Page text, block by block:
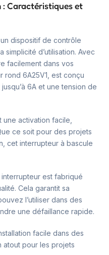
Caractéristiques et
dispositif de contrôle
d’utilisation. Avec
facilement dans vos
rond 6A25V1, est conçu
6A et une tension de
activation facile,
ce soit pour des projets
cet interrupteur à bascule
est fabriqué
Cela garantit sa
l’utiliser dans des
une défaillance rapide.
facile dans des
atout pour les projets